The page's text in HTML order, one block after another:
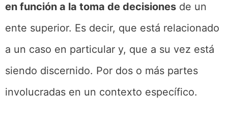
en función a la toma de decisiones de un
ente superior. Es decir, que está relacionado
a un caso en particular y, que a su vez está
siendo discernido. Por dos o más partes
involucradas en un contexto específico.